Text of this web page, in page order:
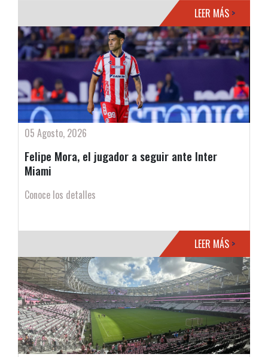
LEER MÁS >
05 Agosto, 2026
Felipe Mora, el jugador a seguir ante Inter
Miami
Conoce los detalles
LEER MÁS >